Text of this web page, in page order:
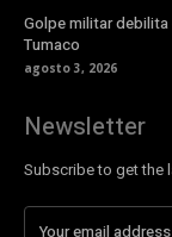
Golpe militar debilita
Tumaco
agosto 3, 2026
Newsletter
Subscribe to get the